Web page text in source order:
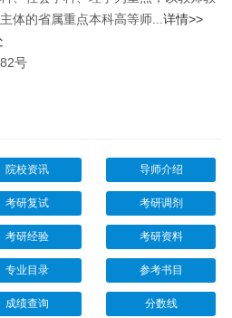
体的省属重点本科高等师... 详情>>
号
院校资讯 导师介绍
考研复试 考研调剂
考研经验 考研资料
专业目录 参考书目
成绩查询 分数线